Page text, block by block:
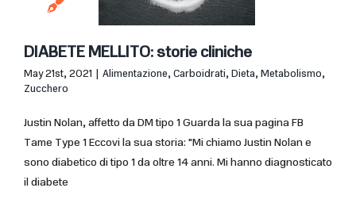
DIABETE MELLITO: storie cliniche
May 21st, 2021 | Alimentazione, Carboidrati, Dieta, Metabolismo,
Zucchero
Justin Nolan, affetto da DM tipo 1 Guarda la sua pagina FB
Tame Type 1 Eccovi la sua storia: "Mi chiamo Justin Nolan e
sono diabetico di tipo 1 da oltre 14 anni. Mi hanno diagnosticato
il diabete